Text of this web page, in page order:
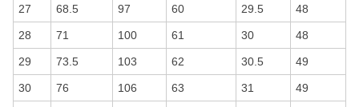
27 68.5 97 60 29.5 48
28 71 100 61 30 48
29 73.5 103 62 30.5 49
30 76 106 63 31 49